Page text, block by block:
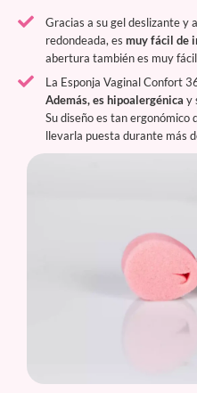
Gracias a su gel deslizante y
redondeada, es muy fácil de
abertura también es muy
La Esponja Vaginal Confort
Además, es hipoalergénica y
Su diseño es tan ergonómico
llevarla puesta durante más